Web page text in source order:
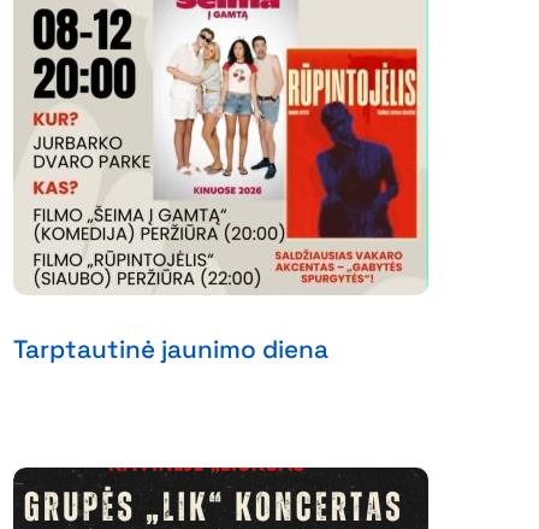
Tarptautinė jaunimo diena